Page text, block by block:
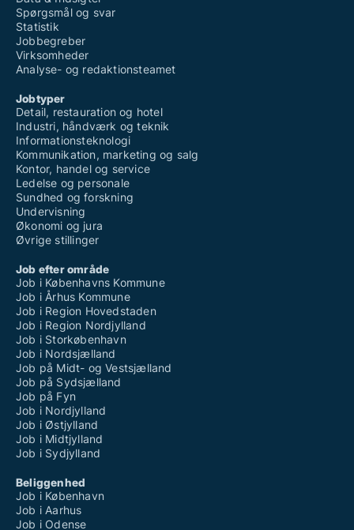
Spørgsmål og svar
Statistik
Jobbegreber
Virksomheder
Analyse- og redaktionsteamet
Jobtyper
Detail, restauration og hotel
Industri, håndværk og teknik
Informationsteknologi
Kommunikation, marketing og salg
Kontor, handel og service
Ledelse og personale
Sundhed og forskning
Undervisning
Økonomi og jura
Øvrige stillinger
Job efter område
Job i Københavns Kommune
Job i Århus Kommune
Job i Region Hovedstaden
Job i Region Nordjylland
Job i Storkøbenhavn
Job i Nordsjælland
Job på Midt- og Vestsjælland
Job på Sydsjælland
Job på Fyn
Job i Nordjylland
Job i Østjylland
Job i Midtjylland
Job i Sydjylland
Beliggenhed
Job i København
Job i Aarhus
Job i Odense